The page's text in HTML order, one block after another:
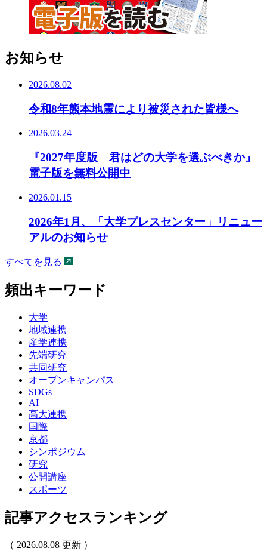
お知らせ
2026.08.02
令和8年熊本地震により被災された皆様へ
2026.03.24
『2027年度版 君はどの大学を選ぶべきか』
電子版を無料公開中
2026.01.15
2026年1月、「大学プレスセンター」リニュー
アルのお知らせ
すべてを見る
頻出キーワード
大学
地域連携
産学連携
先端研究
共同研究
オープンキャンパス
SDGs
AI
高大連携
国際
京都
シンポジウム
研究
公開講座
スポーツ
記事アクセスランキング
（ 2026.08.08 更新 ）